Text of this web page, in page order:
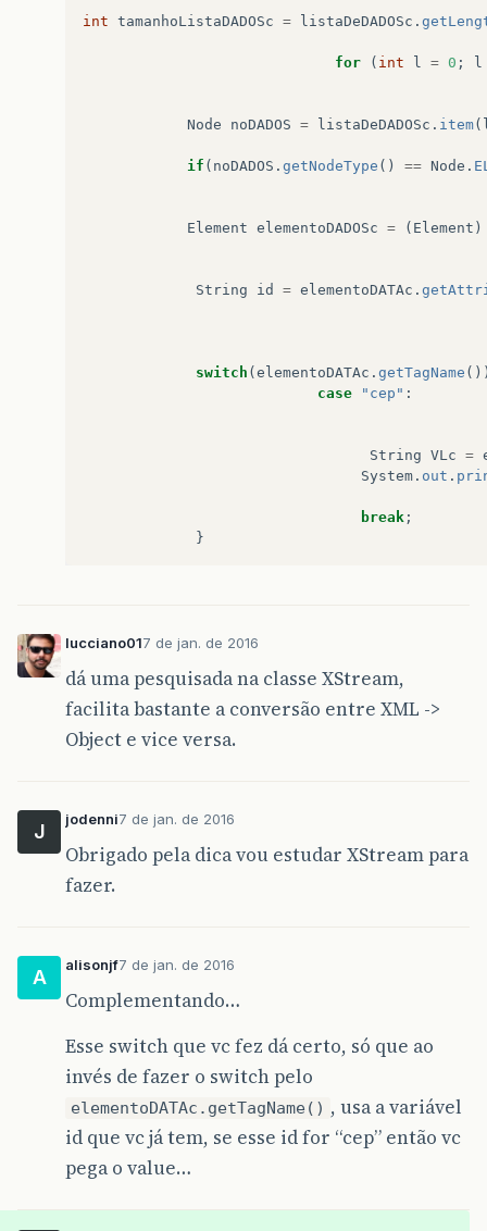
int tamanhoListaDADOSc = listaDeDADOSc .
for ( int l = 0 ; l
Node noDADOS = listaDeDADOSc . item(
if ( noDADOS . getNodeType () == Node .
Element elementoDADOSc = ( Element )
String id = elementoDATAc .
switch ( elementoDATAc . getTagName
case
"cep" :
String VLc =
System . out .
break ;
}
lucciano017 de jan. de 2016
dá uma pesquisada na classe XStream,
facilita bastante a conversão entre XML ->
Object e vice versa.
J
jodenni7 de jan. de 2016
Obrigado pela dica vou estudar XStream para
fazer.
A
alisonjf7 de jan. de 2016
Complementando…
Esse switch que vc fez dá certo, só que ao
invés de fazer o switch pelo
elementoDATAc.getTagName() , usa a variável
id que vc já tem, se esse id for “cep” então vc
pega o value…